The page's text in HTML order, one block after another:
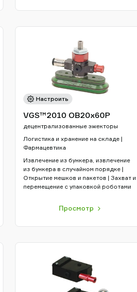
Настроить
VGS™2010 OB20x60P
децентрализованные эжекторы
Логистика и хранение на складе |
Фармацевтика
Извлечение из бункера, извлечение
из бункера в случайном порядке |
Открытие мешков и пакетов | Захват и
перемещение с упаковкой роботами
Просмотр